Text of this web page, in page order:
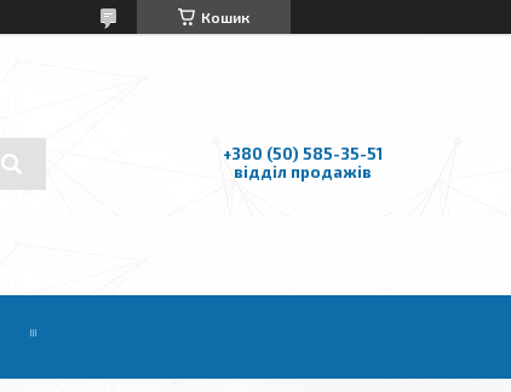
Кошик
+380 (50) 585-35-51
відділ продажів